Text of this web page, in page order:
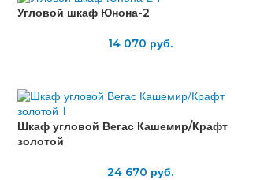
Угловой шкаф Юнона-2
14 070 руб.
Шкаф угловой Вегас Кашемир/Крафт
золотой
24 670 руб.